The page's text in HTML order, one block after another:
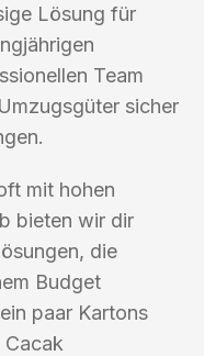
Lösung für
Team
sicher
mit hohen
bieten wir dir
die
Budget
paar Kartons
Cacak